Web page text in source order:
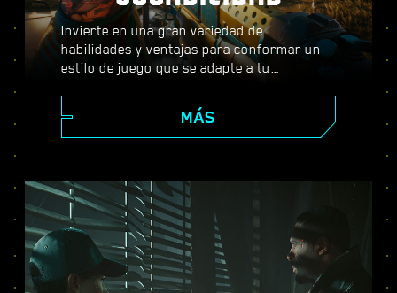
Invierte en una gran variedad de
habilidades y ventajas para conformar un
estilo de juego que se adapte a tu
hackeo e implantes corporales que se
pueden subir de nivel para convertirte en el
mejor mercenario de la ciudad. Entabla
enemigos desde lejos o infíltrate con sigilo
en lugares fuertemente vigilados.
MÁS